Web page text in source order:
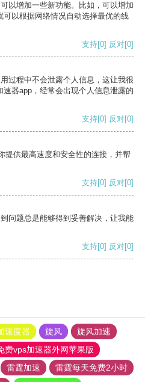
以增加一些新功能。比如，可以增加
以根据网络情况自动选择最优的线
支持[0] 反对[0]
过程中不会泄露个人信息，这让我很
器app，经常会出现个人信息泄露的
支持[0] 反对[0]
提供最高速度和安全性的连接，并帮
支持[0] 反对[0]
问题总是能够得到妥善解决，让我能
支持[0] 反对[0]
速度器 旋风
旋风加速
费vps加速器外网苹果版
雷霆加速
雷霆每天免费2小时